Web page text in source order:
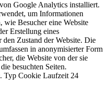
Google Analytics installiert.
um Informationen
wie Besucher eine Website
Erstellung eines
den Zustand der Website. Die
in anonymisierter Form
die Website von der sie
besuchten Seiten.
Typ Cookie Laufzeit 24